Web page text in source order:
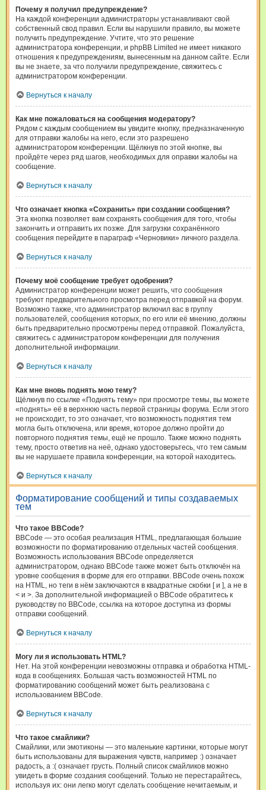
Почему я получил предупреждение?
На каждой конференции администраторы устанавливают свой
собственный свод правил. Если вы нарушили правило, вы можете
получить предупреждение. Учтите, что это решение
администратора конференции, и phpBB Limited не имеет никакого
отношения к предупреждениям, вынесенным на данном сайте. Если
вы не знаете, за что получили предупреждение, свяжитесь с
администратором конференции.
Вернуться к началу
Как мне пожаловаться на сообщения модератору?
Рядом с каждым сообщением вы увидите кнопку, предназначенную
для отправки жалобы на него, если это разрешено
администратором конференции. Щёлкнув по этой кнопке, вы
пройдёте через ряд шагов, необходимых для оправки жалобы на
сообщение.
Вернуться к началу
Что означает кнопка «Сохранить» при создании сообщения?
Эта кнопка позволяет вам сохранять сообщения для того, чтобы
закончить и отправить их позже. Для загрузки сохранённого
сообщения перейдите в параграф «Черновики» личного раздела.
Вернуться к началу
Почему моё сообщение требует одобрения?
Администратор конференции может решить, что сообщения
требуют предварительного просмотра перед отправкой на форум.
Возможно также, что администратор включил вас в группу
пользователей, сообщения которых, по его или её мнению, должны
быть предварительно просмотрены перед отправкой. Пожалуйста,
свяжитесь с администратором конференции для получения
дополнительной информации.
Вернуться к началу
Как мне вновь поднять мою тему?
Щёлкнув по ссылке «Поднять тему» при просмотре темы, вы можете
«поднять» её в верхнюю часть первой страницы форума. Если этого
не происходит, то это означает, что возможность поднятия тем
могла быть отключена, или время, которое должно пройти до
повторного поднятия темы, ещё не прошло. Также можно поднять
тему, просто ответив на неё, однако удостоверьтесь, что тем самым
вы не нарушаете правила конференции, на которой находитесь.
Вернуться к началу
Форматирование сообщений и типы создаваемых
тем
Что такое BBCode?
BBCode — это особая реализация HTML, предлагающая большие
возможности по форматированию отдельных частей сообщения.
Возможность использования BBCode определяется
администратором, однако BBCode также может быть отключён на
уровне сообщения в форме для его отправки. BBCode очень похож
на HTML, но теги в нём заключаются в квадратные скобки [ и ], а не в
< и >. За дополнительной информацией о BBCode обратитесь к
руководству по BBCode, ссылка на которое доступна из формы
отправки сообщений.
Вернуться к началу
Могу ли я использовать HTML?
Нет. На этой конференции невозможны отправка и обработка HTML-
кода в сообщениях. Большая часть возможностей HTML по
форматированию сообщений может быть реализована с
использованием BBCode.
Вернуться к началу
Что такое смайлики?
Смайлики, или эмотиконы — это маленькие картинки, которые могут
быть использованы для выражения чувств, например :) означает
радость, а :( означает грусть. Полный список смайликов можно
увидеть в форме создания сообщений. Только не перестарайтесь,
используя их: они легко могут сделать сообщение нечитаемым, и